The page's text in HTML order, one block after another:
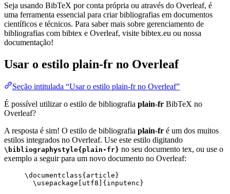
Seja usando BibTeX por conta própria ou através do Overleaf, é
uma ferramenta essencial para criar bibliografias em documentos
científicos e técnicos. Para saber mais sobre gerenciamento de
bibliografias com bibtex e Overleaf, visite bibtex.eu ou nossa
documentação!
Usar o estilo plain-fr no Overleaf
Seção intitulada “Usar o estilo plain-fr no Overleaf”
É possível utilizar o estilo de bibliografia plain-fr BibTeX no
Overleaf?
A resposta é sim! O estilo de bibliografia plain-fr é um dos muitos
estilos integrados no Overleaf. Use este estilo digitando
\bibliographystyle{plain-fr} no seu documento tex, ou use o
exemplo a seguir para um novo documento no Overleaf:
\documentclass{ article }
\usepackage
utf8 ]{ inputenc }